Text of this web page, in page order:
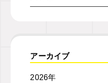
アーカイブ
2026年